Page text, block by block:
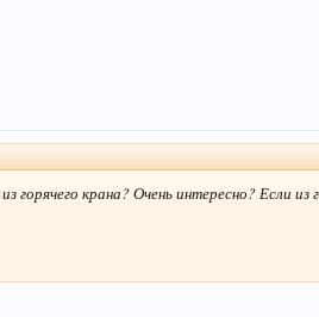
крана? Очень интересно? Если из